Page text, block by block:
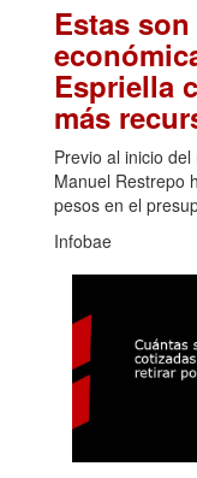
Estas
Espriella
más
Previo al inicio
Manuel Restrepo
pesos en el
Infobae